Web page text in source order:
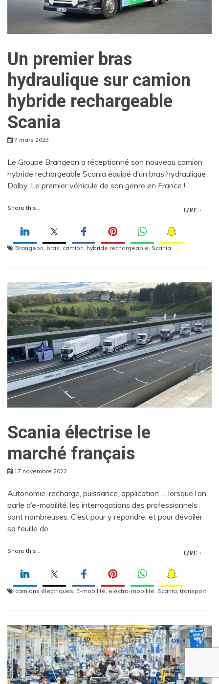
Un premier bras
hydraulique sur camion
hybride rechargeable
Scania
7 mars 2023
Le Groupe Brangeon a réceptionné son nouveau camion
hybride rechargeable Scania équipé d’un bras hydraulique
Dalby. Le premier véhicule de son genre en France !
Share this... LIRE +
Brangeon, bras, camion, hybride rechargeable, Scania
Scania électrise le
marché français
17 novembre 2022
Autonomie, recharge, puissance, application … lorsque l’on
parle d’e-mobilité, les interrogations des professionnels
sont nombreuses. C’est pour y répondre, et pour dévoiler
sa feuille de
Share this... LIRE +
camions électriques E-mobilité electro-mobilité Scania ,transport